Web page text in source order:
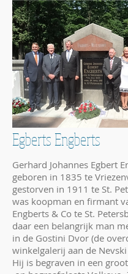
Egberts Engberts
Gerhard Johannes Egbert
geboren in 1835 te
gestorven in 1911 te St.
was koopman en firmant
Engberts & Co te St.
daar een belangrijk man
in de Gostini Dvor (de
winkelgalerij aan de
Hij is begraven in een